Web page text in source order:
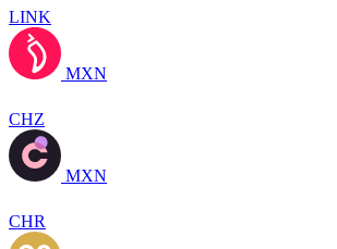
LINK
MXN
CHZ
MXN
CHR